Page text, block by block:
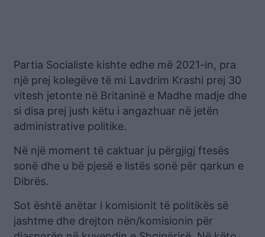
Partia Socialiste kishte edhe më 2021-in, pra
një prej kolegëve të mi Lavdrim Krashi prej 30
vitesh jetonte në Britaninë e Madhe madje dhe
si disa prej jush këtu i angazhuar në jetën
administrative politike.
Në një moment të caktuar ju përgjigj ftesës
sonë dhe u bë pjesë e listës sonë për qarkun e
Dibrës.
Sot është anëtar i komisionit të politikës së
jashtme dhe drejton nën/komisionin për